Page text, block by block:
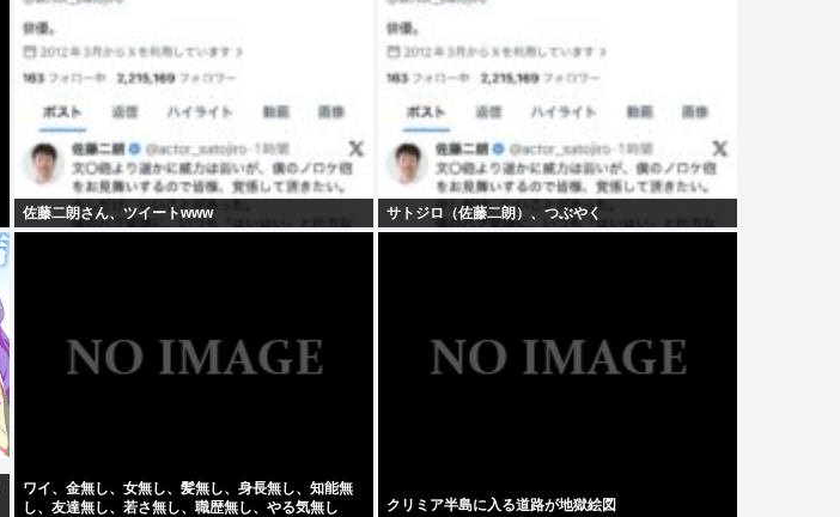
佐藤二朗さん、ツイートwww サトジロ（佐藤二朗）、つぶやく
ワイ、金無し、女無し、髪無し、身長無し、知能無
し、友達無し、若さ無し、職歴無し、やる気無し
クリミア半島に入る道路が地獄絵図